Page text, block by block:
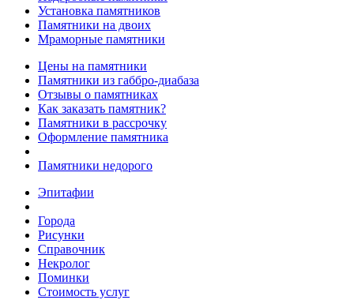
Установка памятников
Памятники на двоих
Мраморные памятники
Цены на памятники
Памятники из габбро-диабаза
Отзывы о памятниках
Как заказать памятник?
Памятники в рассрочку
Оформление памятника
Памятники недорого
Эпитафии
Города
Рисунки
Справочник
Некролог
Поминки
Стоимость услуг